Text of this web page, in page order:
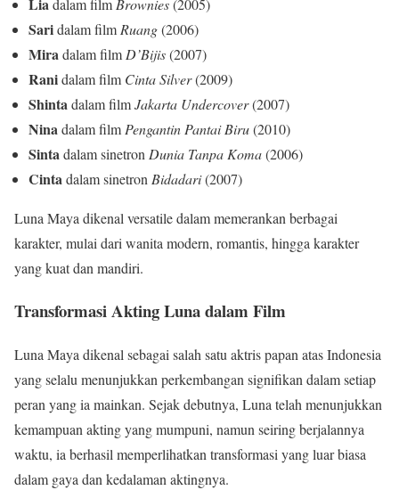
dalam film Brownies(2005)
Saridalam film Ruang(2006)
Miradalam film D’Bijis(2007)
Ranidalam film Cinta Silver(2009)
Shintadalam filmJakarta Undercover(2007)
Ninadalam film Pengantin Pantai Biru(2010)
Sintadalam sinetron Dunia Tanpa Koma(2006)
Cintadalam sinetron Bidadari(2007)
Luna Maya dikenal versatile dalam memerankan berbagai
karakter, mulai dari wanita modern, romantis, hingga karakter
yang kuat dan mandiri.
Transformasi Akting Luna dalam Film
Luna Maya dikenal sebagai salah satu aktris papan atas Indonesia
yang selalu menunjukkan perkembangan signifikan dalam setiap
peran yang ia mainkan. Sejak debutnya, Luna telah menunjukkan
kemampuan akting yang mumpuni, namun seiring berjalannya
waktu, ia berhasil memperlihatkan transformasi yang luar biasa
dalam gaya dan kedalaman aktingnya.